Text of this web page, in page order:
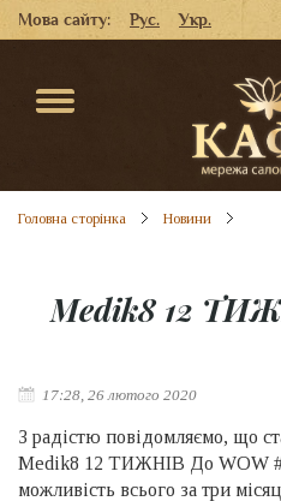
Мова сайту: Рус. Укр.
Головна сторінка Новини
Medik8 12
17:28, 26 лютого 2020
З радістю повідомляємо, що
Medik8 12 ТИЖНІВ До WOW
можливість всього за три